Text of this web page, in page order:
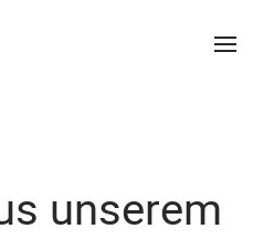
unserem